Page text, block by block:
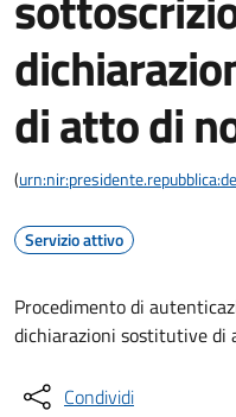
di atto di
(
Servizio attivo
Procedimento di
dichiarazioni sostitutive di
Condividi